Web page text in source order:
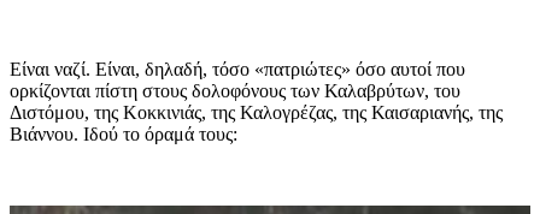
Είναι ναζί. Είναι, δηλαδή, τόσο «πατριώτες» όσο αυτοί που
ορκίζονται πίστη στους δολοφόνους των Καλαβρύτων, του
Διστόμου, της Κοκκινιάς, της Καλογρέζας, της Καισαριανής, της
Βιάννου. Ιδού το όραμά τους: